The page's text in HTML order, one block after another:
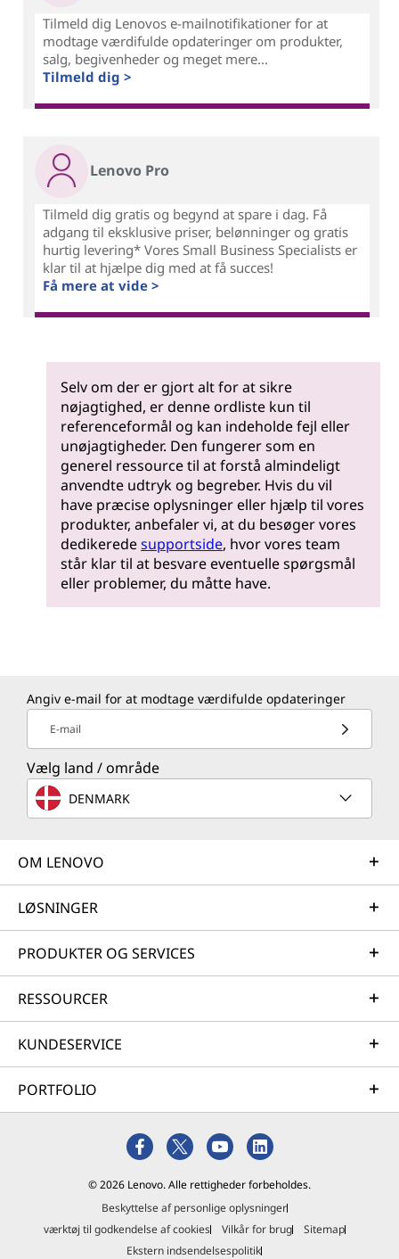
Tilmeld dig Lenovos e-mailnotifikationer for at
modtage værdifulde opdateringer om produkter,
salg, begivenheder og meget mere...
Tilmeld dig >
Lenovo Pro
Tilmeld dig gratis og begynd at spare i dag. Få
adgang til eksklusive priser, belønninger og gratis
hurtig levering* Vores Small Business Specialists er
klar til at hjælpe dig med at få succes!
Få mere at vide >
Selv om der er gjort alt for at sikre
nøjagtighed, er denne ordliste kun til
referenceformål og kan indeholde fejl eller
unøjagtigheder. Den fungerer som en
generel ressource til at forstå almindeligt
anvendte udtryk og begreber. Hvis du vil
have præcise oplysninger eller hjælp til vores
produkter, anbefaler vi, at du besøger vores
dedikeredesupportside, hvor vores team
står klar til at besvare eventuelle spørgsmål
eller problemer, du måtte have.
Angiv e-mail for at modtage værdifulde opdateringer
E-mail
Vælg land / område
DENMARK
OM LENOVO
LØSNINGER
PRODUKTER OG SERVICES
RESSOURCER
KUNDESERVICE
PORTFOLIO
© 2026 Lenovo. Alle rettigheder forbeholdes.
Beskyttelse af personlige oplysninger
værktøj til godkendelse af cookies
Vilkår for brug
Sitemap
Ekstern indsendelsespolitik